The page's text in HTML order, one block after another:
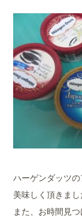
ハーゲンダッツ
美味しく頂きま
また、お時間見